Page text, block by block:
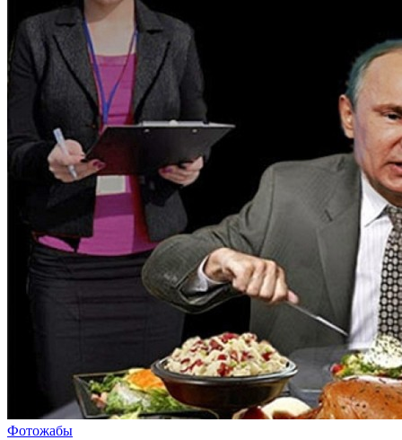
Фотожабы